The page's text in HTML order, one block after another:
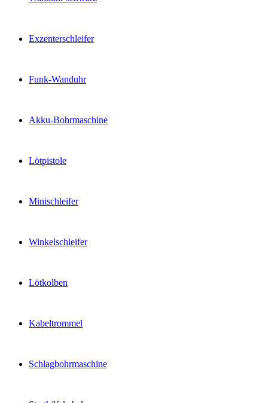
Exzenterschleifer
Funk-Wanduhr
Akku-Bohrmaschine
Lötpistole
Minischleifer
Winkelschleifer
Lötkolben
Kabeltrommel
Schlagbohrmaschine